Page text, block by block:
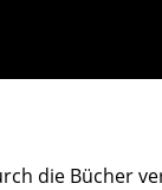
die Bücher